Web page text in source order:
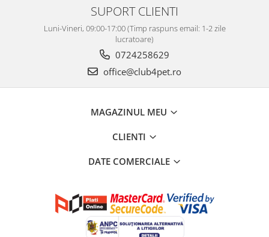
SUPORT CLIENTI
Luni-Vineri, 09:00-17:00 (Timp raspuns email: 1-2 zile
lucratoare)
0724258629
office@club4pet.ro
MAGAZINUL MEU
CLIENTI
DATE COMERCIALE